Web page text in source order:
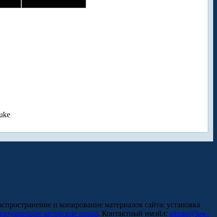
и копирование материалов сайта; установка
авторские права. Контактный имэйл: admin@law-